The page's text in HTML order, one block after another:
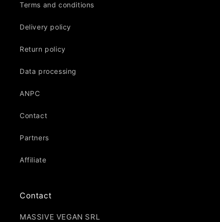
Terms and conditions
Delivery policy
Return policy
Data processing
ANPC
Contact
Partners
Affiliate
Contact
MASSIVE VEGAN SRL